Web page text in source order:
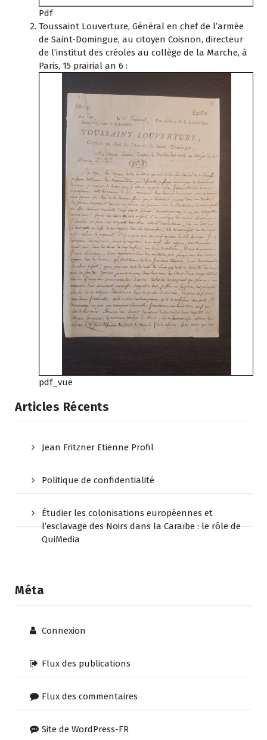
Pdf
Toussaint Louverture, Général en chef de l’armée
de Saint-Domingue, au citoyen Coisnon, directeur
de l’institut des créoles au collège de la Marche, à
Paris, 15 prairial an 6 :
pdf_vue
Articles Récents
Jean Fritzner Etienne Profil
Politique de confidentialité
Étudier les colonisations européennes et
l’esclavage des Noirs dans la Caraïbe : le rôle de
QuiMedia
Méta
Connexion
Flux des publications
Flux des commentaires
Site de WordPress-FR